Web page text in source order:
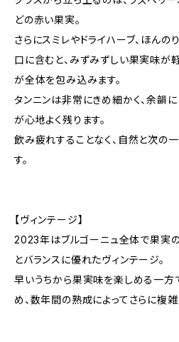
どの赤い果実。
さらにスミレやドライハーブ、ほんの
口に含むと、みずみずしい果実味が
が全体を包み込みます。
タンニンは非常にきめ細かく、余韻
が心地よく残ります。
飲み疲れすることなく、自然と次の
す。
【ヴィンテージ】
2023年はブルゴーニュ全体で果実の
とバランスに優れたヴィンテージ。
早いうちから果実味を楽しめる一方
め、数年間の熟成によってさらに複雑